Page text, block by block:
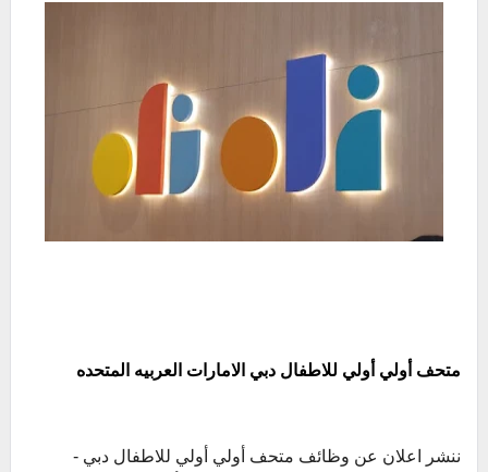
متحف أولي أولي للاطفال دبي الامارات العربيه المتحده
ننشر اعلان عن وظائف متحف أولي أولي للاطفال دبي -